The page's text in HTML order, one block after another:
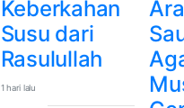
Keberkahan
Susu dari
Rasulullah
1 hari lalu